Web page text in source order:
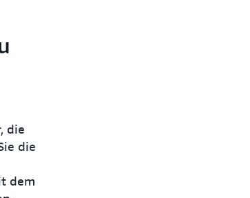
die
die
dem